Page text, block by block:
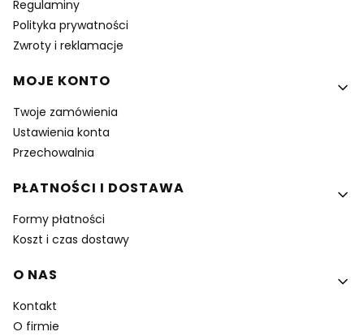
Regulaminy
Polityka prywatności
Zwroty i reklamacje
MOJE KONTO
Twoje zamówienia
Ustawienia konta
Przechowalnia
PŁATNOŚCI I DOSTAWA
Formy płatności
Koszt i czas dostawy
O NAS
Kontakt
O firmie